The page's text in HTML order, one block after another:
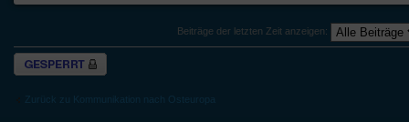
Beiträge der letzten Zeit anzeigen:
Thema gesperrt
Zurück zu Kommunikation nach Osteuropa